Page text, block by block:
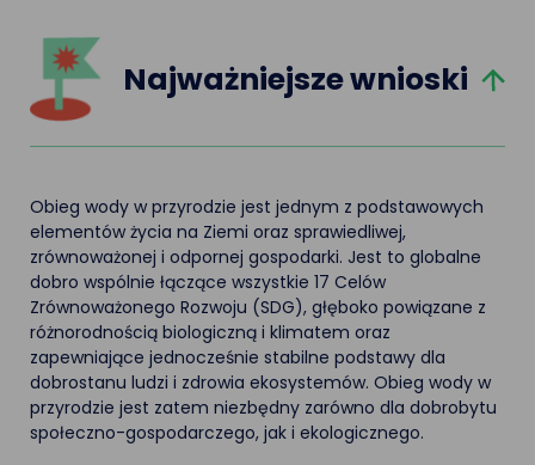
Najważniejsze wnioski
Obieg wody w przyrodzie jest jednym z podstawowych
elementów życia na Ziemi oraz sprawiedliwej,
zrównoważonej i odpornej gospodarki. Jest to globalne
dobro wspólnie łączące wszystkie 17 Celów
Zrównoważonego Rozwoju (SDG), głęboko powiązane z
różnorodnością biologiczną i klimatem oraz
zapewniające jednocześnie stabilne podstawy dla
dobrostanu ludzi i zdrowia ekosystemów. Obieg wody w
przyrodzie jest zatem niezbędny zarówno dla dobrobytu
społeczno-gospodarczego, jak i ekologicznego.